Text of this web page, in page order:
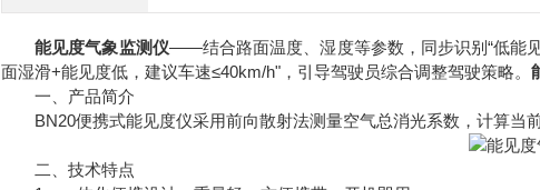
能见度气象监测仪——结合路面温度、湿度等参数，同步识别“低能
面湿滑+能见度低，建议车速≤40km/h"，引导驾驶员综合调整驾驶策略。
一、产品简介
BN20便携式能见度仪采用前向散射法测量空气总消光系数，计算当
二、技术特点